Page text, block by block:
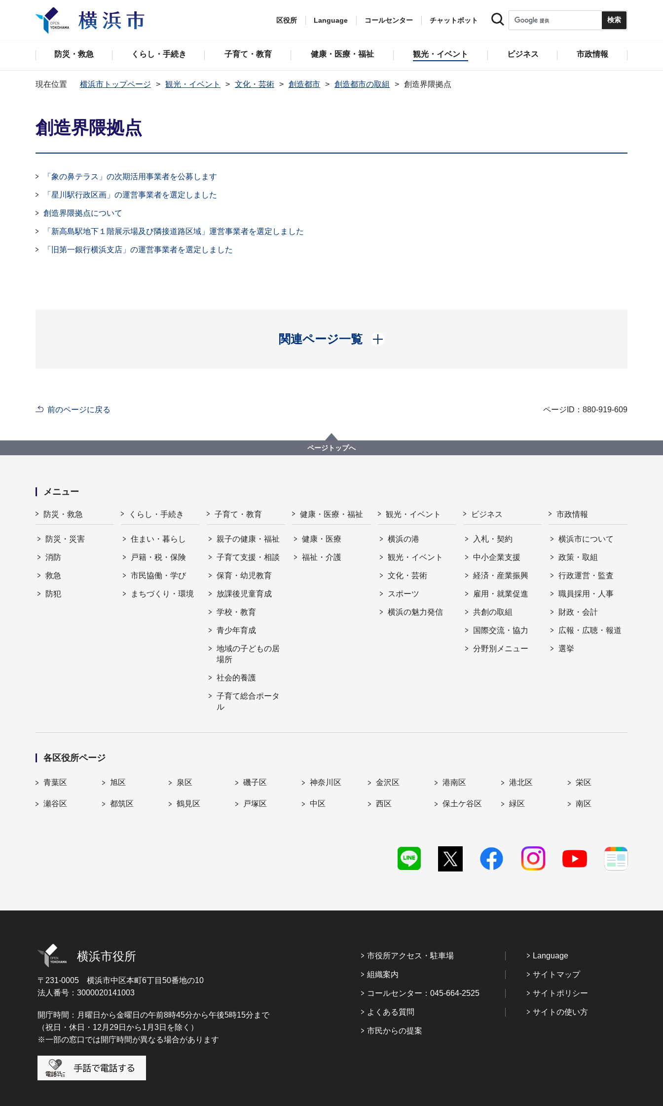
区役所 Language コールセンター チャットボット
防災・救急 くらし・手続き 子育て・教育 健康・医療・福祉 観光・イベント ビジネス 市政情報
現在位置 横浜市トップページ 観光・イベント 文化・芸術 創造都市 創造都市の取組 創造界隈拠点
創造界隈拠点
「象の鼻テラス」の次期活用事業者を公募します
「星川駅行政区画」の運営事業者を選定しました
創造界隈拠点について
「新高島駅地下１階展示場及び隣接道路区域」運営事業者を選定しました
「旧第一銀行横浜支店」の運営事業者を選定しました
関連ページ一覧
開く
前のページに戻る ページID：880-919-609
ページトップへ
メニュー
防災・救急
防災・災害
消防
救急
防犯
くらし・手続き
住まい・暮らし
戸籍・税・保険
市民協働・学び
まちづくり・環境
子育て・教育
親子の健康・福祉
子育て支援・相談
保育・幼児教育
放課後児童育成
学校・教育
青少年育成
地域の子どもの居
場所
社会的養護
子育て総合ポータ
ル
健康・医療・福祉
健康・医療
福祉・介護
観光・イベント
横浜の港
観光・イベント
文化・芸術
スポーツ
横浜の魅力発信
ビジネス
入札・契約
中小企業支援
経済・産業振興
雇用・就業促進
共創の取組
国際交流・協力
分野別メニュー
市政情報
横浜市について
政策・取組
行政運営・監査
職員採用・人事
財政・会計
広報・広聴・報道
選挙
各区役所ページ
青葉区 旭区 泉区 磯子区 神奈川区 金沢区 港南区 港北区 栄区
瀬谷区 都筑区 鶴見区 戸塚区 中区 西区 保土ケ谷区 緑区 南区
横浜市役所
〒231-0005 横浜市中区本町6丁目50番地の10
法人番号：3000020141003
開庁時間：月曜日から金曜日の午前8時45分から午後5時15分まで
（祝日・休日・12月29日から1月3日を除く）
※一部の窓口では開庁時間が異なる場合があります
市役所アクセス・駐車場
組織案内
コールセンター：045-664-2525
よくある質問
市民からの提案
Language
サイトマップ
サイトポリシー
サイトの使い方